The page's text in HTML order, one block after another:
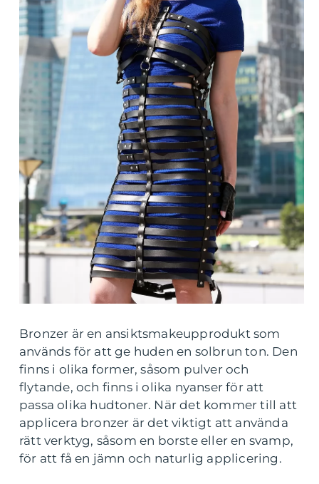
Bronzer är en ansiktsmakeupprodukt som
används för att ge huden en solbrun ton. Den
finns i olika former, såsom pulver och
flytande, och finns i olika nyanser för att
passa olika hudtoner. När det kommer till att
applicera bronzer är det viktigt att använda
rätt verktyg, såsom en borste eller en svamp,
för att få en jämn och naturlig applicering.